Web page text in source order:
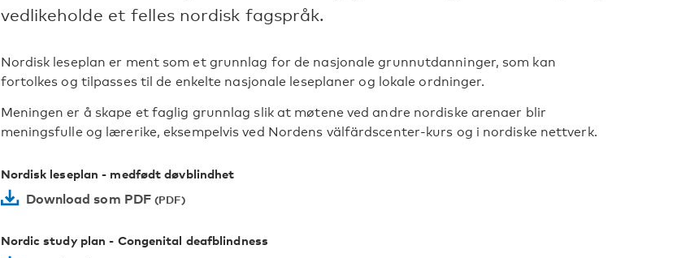
vedlikeholde et felles nordisk fagspråk.
Nordisk leseplan er ment som et grunnlag for de nasjonale grunnutdanninger, som kan
fortolkes og tilpasses til de enkelte nasjonale leseplaner og lokale ordninger.
Meningen er å skape et faglig grunnlag slik at møtene ved andre nordiske arenaer blir
meningsfulle og lærerike, eksempelvis ved Nordens välfärdscenter-kurs og i nordiske nettverk.
Nordisk leseplan - medfødt døvblindhet
Download som PDF
Nordic study plan - Congenital deafblindness